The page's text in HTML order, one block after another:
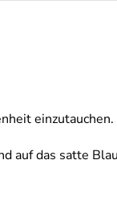
einzutauchen.
auf das satte